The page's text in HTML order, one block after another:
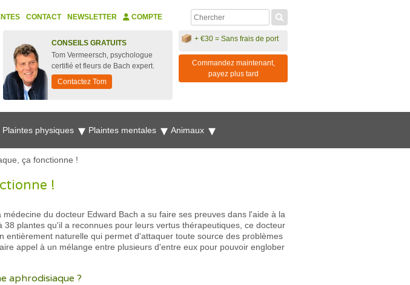
CONTACT NEWSLETTER COMPTE
CONSEILS GRATUITS
Tom Vermeersch, psychologue
certifié et fleurs de Bach expert.
Contactez Tom
+ €30 = Sans frais de port
Commandez maintenant,
payez plus tard
Plaintes physiques Plaintes mentales Animaux
ça fonctionne !
!
du docteur Edward Bach a su faire ses preuves dans l'aide à la
plantes qu'il a reconnues pour leurs vertus thérapeutiques, ce docteur
naturelle qui permet d'attaquer toute source des problèmes
appel à un mélange entre plusieurs d'entre eux pour pouvoir englober
aphrodisiaque ?